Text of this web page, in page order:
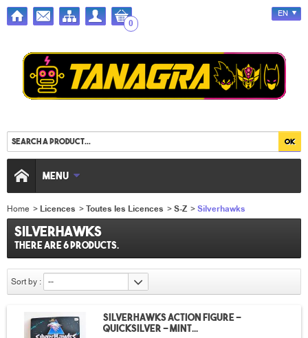
0
EN
MENU
Home > Licences >Toutes les Licences >S-Z >Silverhawks
Silverhawks
There are 6 products.
Sort by : --
Silverhawks action figure -
Quicksilver - Mint...